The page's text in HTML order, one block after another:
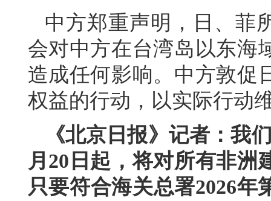
中方郑重声明，日、菲
会对中方在台湾岛以东海
造成任何影响。中方敦促
权益的行动，以实际行动
《北京日报》记者：我
月20日起，将对所有非洲
只要符合海关总署2026年